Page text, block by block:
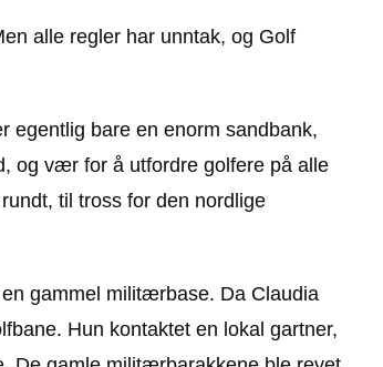
alle regler har unntak, og Golf
egentlig bare en enorm sandbank,
og vær for å utfordre golfere på alle
til tross for den nordlige
gammel militærbase. Da Claudia
Hun kontaktet en lokal gartner,